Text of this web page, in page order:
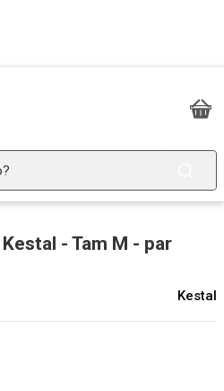
- Tam M - par
Kestal